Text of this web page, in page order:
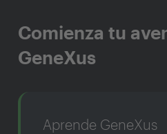
Comienza tu
GeneXus
Aprende GeneXus